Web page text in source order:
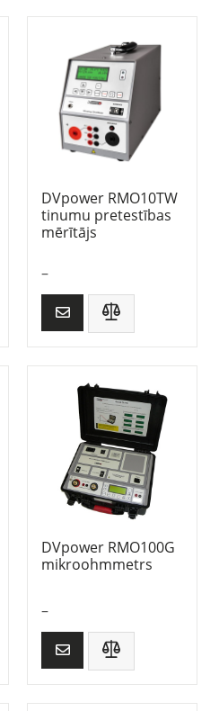
DVpower RMO10TW
tinumu pretestības
mērītājs
–
DVpower RMO100G
mikroohmmetrs
–